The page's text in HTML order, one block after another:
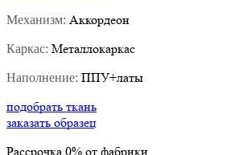
Механизм: Аккордеон
Каркас: Металлокаркас
Наполнение: ППУ+латы
подобрать ткань
заказать образец
Рассрочка 0% от фабрики